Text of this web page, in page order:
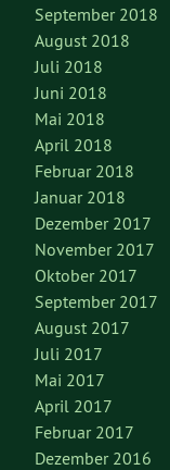
September 2018
August 2018
Juli 2018
Juni 2018
Mai 2018
April 2018
Februar 2018
Januar 2018
Dezember 2017
November 2017
Oktober 2017
September 2017
August 2017
Juli 2017
Mai 2017
April 2017
Februar 2017
Dezember 2016